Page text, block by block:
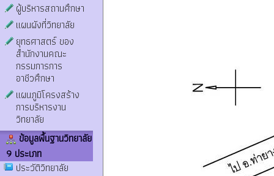
ผู้บริหารสถานศึกษา
แผนผังที่วิทยาลัย
ยุทธศาสตร์ ของ
สำนักงานคณะ
กรรมการการ
อาชีวศึกษา
แผนภูมิโครงสร้าง
การบริหารงาน
วิทยาลัย
ข้อมูลพื้นฐานวิทยาลัย
9 ประเภท
ประวัติวิทยาลัย